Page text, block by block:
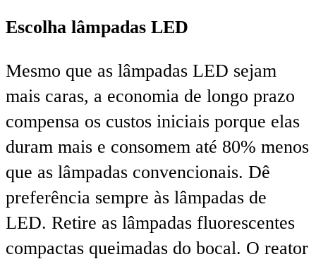
Escolha lâmpadas LED
Mesmo que as lâmpadas LED sejam
mais caras, a economia de longo prazo
compensa os custos iniciais porque elas
duram mais e consomem até 80% menos
que as lâmpadas convencionais. Dê
preferência sempre às lâmpadas de
LED. Retire as lâmpadas fluorescentes
compactas queimadas do bocal. O reator